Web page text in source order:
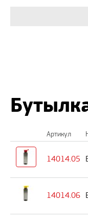
Артикул
14014.05
14014.06